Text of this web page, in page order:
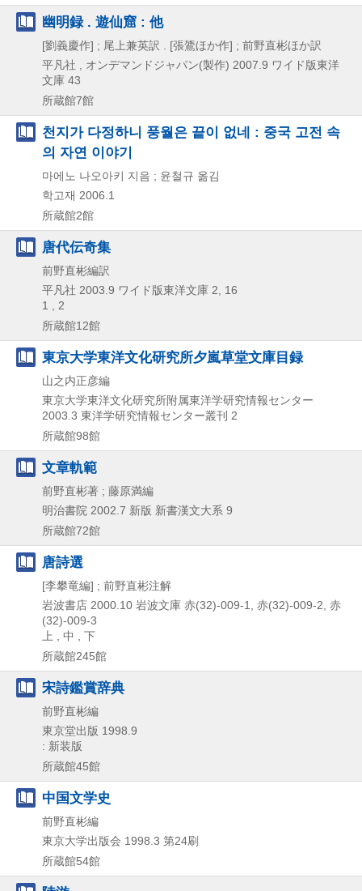
幽明録 . 遊仙窟 : 他
[劉義慶作] ; 尾上兼英訳 . [張鷟ほか作] ; 前野直彬ほか訳
平凡社 , オンデマンドジャパン(製作) 2007.9 ワイド版東洋
文庫 43
所蔵館7館
천지가 다정하니 풍월은 끝이 없네 : 중국 고전 속
의 자연 이야기
마에노 나오아키 지음 ; 윤철규 옮김
학고재 2006.1
所蔵館2館
唐代伝奇集
前野直彬編訳
平凡社 2003.9 ワイド版東洋文庫 2,
16
1 , 2
所蔵館12館
東京大学東洋文化研究所夕嵐草堂文庫目録
山之内正彦編
東京大学東洋文化研究所附属東洋学研究情報センター
2003.3 東洋学研究情報センター叢刊 2
所蔵館98館
文章軌範
前野直彬著 ; 藤原満編
明治書院 2002.7 新版 新書漢文大系 9
所蔵館72館
唐詩選
[李攀竜編] ; 前野直彬注解
岩波書店 2000.10 岩波文庫 赤(32)-009-1, 赤(32)-009-2, 赤
(32)-009-3
上 , 中 , 下
所蔵館245館
宋詩鑑賞辞典
前野直彬編
東京堂出版 1998.9
: 新装版
所蔵館45館
中国文学史
前野直彬編
東京大学出版会 1998.3 第24刷
所蔵館54館